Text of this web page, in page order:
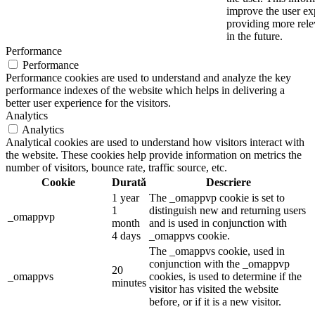
improve the user
providing more
in the future.
Performance
Performance
Performance cookies are used to understand and analyze the key
performance indexes of the website which helps in delivering a
better user experience for the visitors.
Analytics
Analytics
Analytical cookies are used to understand how visitors interact with
the website. These cookies help provide information on metrics the
number of visitors, bounce rate, traffic source, etc.
Cookie
Durată Descriere
_omappvp
1 year
1
month
4 days
The _omappvp cookie is set to
distinguish new and returning users
and is used in conjunction with
_omappvs cookie.
_omappvs
20
minutes
The _omappvs cookie, used in
conjunction with the _omappvp
cookies, is used to determine if the
visitor has visited the website
before, or if it is a new visitor.